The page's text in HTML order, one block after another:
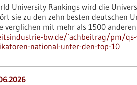
University Rankings wird die
sie zu den zehn besten deutschen
verglichen mit mehr als 1500
bw.de/fachbeitrag/pm/
national-unter-den-top-10